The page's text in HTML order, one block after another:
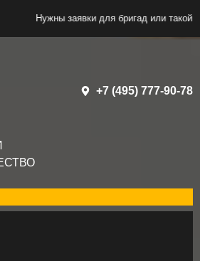
заявки для бригад или такой же сайт?
+7 (495) 777-90-78